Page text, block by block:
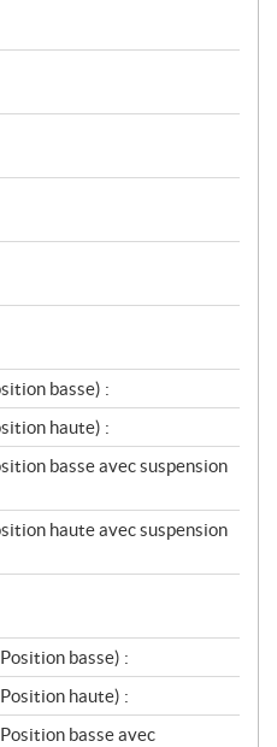
basse) :
haute) :
basse avec suspension
haute avec suspension
basse) :
haute) :
basse avec